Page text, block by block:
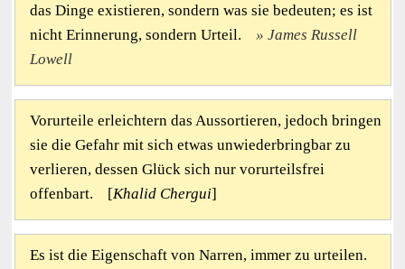
das Dinge existieren, sondern was sie bedeuten; es ist
nicht Erinnerung, sondern Urteil.
James Russell
Lowell
Vorurteile erleichtern das Aussortieren, jedoch bringen
sie die Gefahr mit sich etwas unwiederbringbar zu
verlieren, dessen Glück sich nur vorurteilsfrei
offenbart. [Khalid Chergui]
Es ist die Eigenschaft von Narren, immer zu urteilen.